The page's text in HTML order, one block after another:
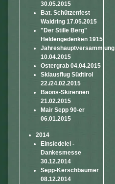
30.05.2015
Bat. Schützenfest
Waidring 17.05.2015
"Der Stille Berg"
Heldengedenken 1915
Jahreshauptversammlung
10.04.2015
Ostergrab 04.04.2015
Skiausflug Südtirol
22./24.02.2015
Baons-Skirennen
21.02.2015
Mair Sepp 90-er
06.01.2015
2014
Einsiedelei -
Dankesmesse
30.12.2014
Sepp-Kerschbaumer
08.12.2014